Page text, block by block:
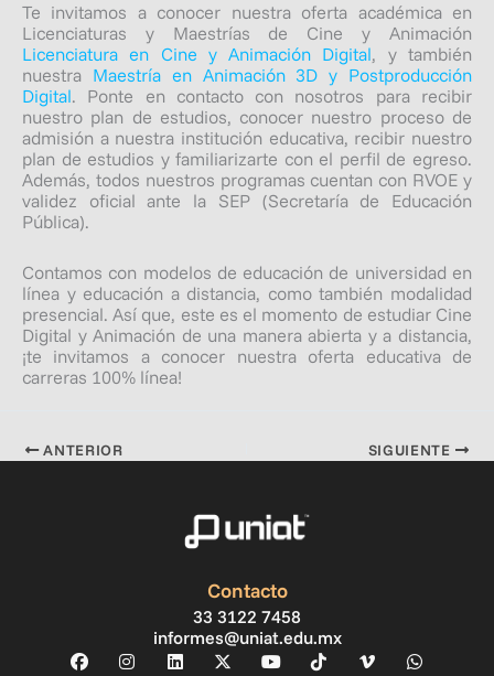
Te invitamos a conocer nuestra oferta académica en
Licenciaturas y Maestrías de Cine y Animación
Licenciatura en Cine y Animación Digital, y también
nuestra Maestría en Animación 3D y Postproducción
Digital. Ponte en contacto con nosotros para recibir
nuestro plan de estudios, conocer nuestro proceso de
admisión a nuestra institución educativa, recibir nuestro
plan de estudios y familiarizarte con el perfil de egreso.
Además, todos nuestros programas cuentan con RVOE y
validez oficial ante la SEP (Secretaría de Educación
Pública).
Contamos con modelos de educación de universidad en
línea y educación a distancia, como también modalidad
presencial. Así que, este es el momento de estudiar Cine
Digital y Animación de una manera abierta y a distancia,
¡te invitamos a conocer nuestra oferta educativa de
carreras 100% línea!
ANTERIOR SIGUIENTE
Contacto
33 3122 7458
informes@uniat.edu.mx